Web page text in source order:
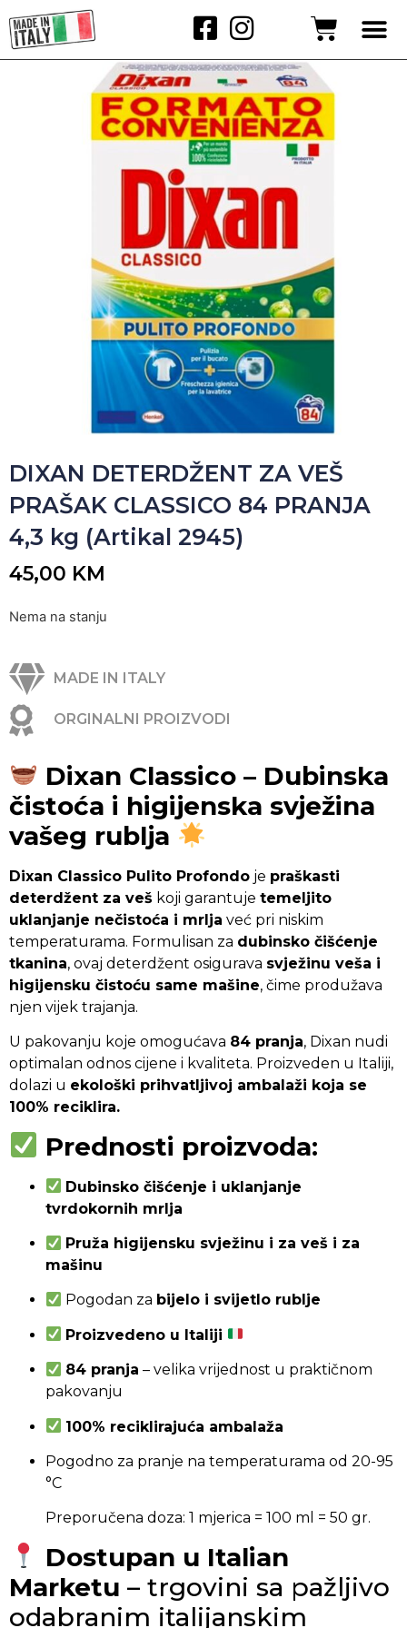
DIXAN DETERDŽENT ZA VEŠ
PRAŠAK CLASSICO 84 PRANJA
4,3 kg (Artikal 2945)
45,00 KM
Nema na stanju
MADE IN ITALY
ORGINALNI PROIZVODI
Dixan Classico – Dubinska
čistoća i higijenska svježina
vašeg rublja
Dixan Classico Pulito Profondo je praškasti
deterdžent za veš koji garantuje temeljito
uklanjanje nečistoća i mrlja već pri niskim
temperaturama. Formulisan za dubinsko čišćenje
tkanina, ovaj deterdžent osigurava svježinu veša i
higijensku čistoću same mašine, čime produžava
njen vijek trajanja.
U pakovanju koje omogućava 84 pranja, Dixan nudi
optimalan odnos cijene i kvaliteta. Proizveden u Italiji,
dolazi u ekološki prihvatljivoj ambalaži koja se
100% reciklira.
Prednosti proizvoda:
Dubinsko čišćenje i uklanjanje
tvrdokornih mrlja
Pruža higijensku svježinu i za veš i za
mašinu
Pogodan za bijelo i svijetlo rublje
Proizvedeno u Italiji
84 pranja – velika vrijednost u praktičnom
pakovanju
100% reciklirajuća ambalaža
Pogodno za pranje na temperaturama od 20-95
°C
Preporučena doza: 1 mjerica = 100 ml = 50 gr.
Dostupan u Italian
Marketu – trgovini sa pažljivo
odabranim italijanskim